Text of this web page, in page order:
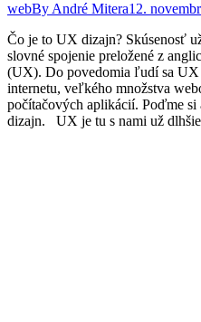
webBy André Mitera12.
Čo je to UX dizajn? Skúsenosť
slovné spojenie preložené z
(UX). Do povedomia ľudí sa UX
internetu, veľkého množstva
počítačových aplikácií. Poďme
dizajn. UX je tu s nami už